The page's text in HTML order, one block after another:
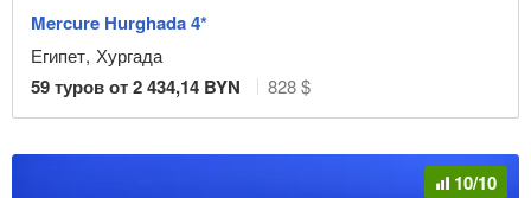
Mercure Hurghada 4*
Египет, Хургада
59туров от2 434,14 BYN 828 $
10/10